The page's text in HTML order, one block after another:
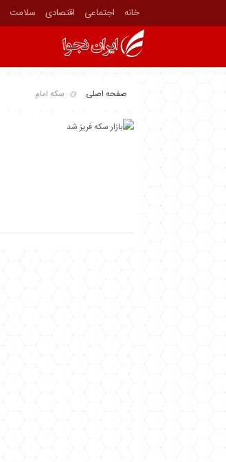
خانه اجتماعی اقتصادی سلامت
صفحه اصلی سکه امام